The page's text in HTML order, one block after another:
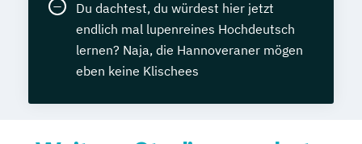
Du dachtest, du würdest hier jetzt
endlich mal lupenreines Hochdeutsch
lernen? Naja, die Hannoveraner mögen
eben keine Klischees